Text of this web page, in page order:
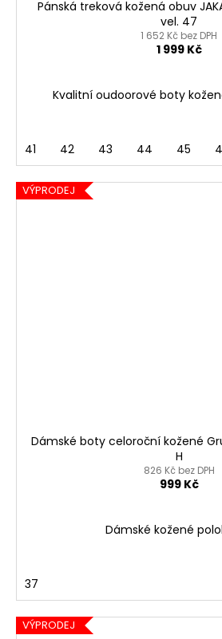
Pánská treková kožená obuv
vel. 47
1 652 Kč bez DPH
1 999 Kč
Kvalitní oudoorové boty
41 42 43 44 45
VÝPRODEJ
Dámské boty celoroční kožené
H
826 Kč bez DPH
999 Kč
Dámské kožené
37
VÝPRODEJ